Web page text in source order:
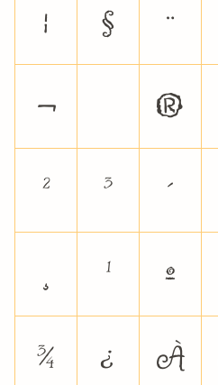
¦
§ ¨
¬
®
²
³ ´
¸
¹ º
¾
¿ À